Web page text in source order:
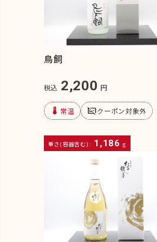
鳥飼
税込 2,200 円
device_thermostat 常温 subtitles_offクーポン対象外
重さ(容器含む): 1,186 g